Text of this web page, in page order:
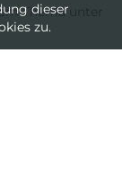
Thema unter
dieser
zu.